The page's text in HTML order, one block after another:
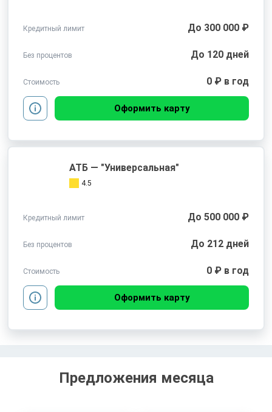
Кредитный лимит До 300 000 ₽
Без процентов До 120 дней
Стоимость 0 ₽ в год
Оформить карту
АТБ — "Универсальная"
4.5
Кредитный лимит До 500 000 ₽
Без процентов До 212 дней
Стоимость 0 ₽ в год
Оформить карту
Предложения месяца